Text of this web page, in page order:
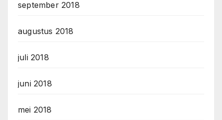
september 2018
augustus 2018
juli 2018
juni 2018
mei 2018